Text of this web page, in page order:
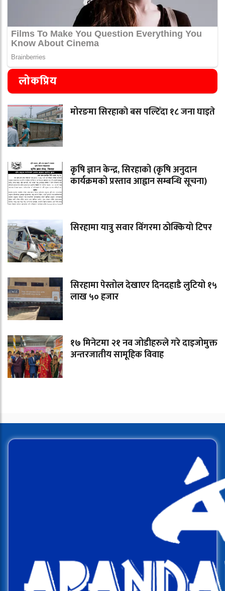
लोकप्रिय
मोरङमा सिरहाकाे बस पल्टिँदा १८ जना घाइते
कृषि ज्ञान केन्द्र, सिरहाको (कृषि अनुदान
कार्यक्रमको प्रस्ताव आह्वान सम्बन्धि सूचना)
सिरहामा यात्रु सवार विंगरमा ठोक्कियो टिपर
सिरहामा पेस्तोल देखाएर दिनदहाडै लुटियो १५
लाख ५० हजार
१७ मिनेटमा २१ नव जोडीहरुले गरे दाइजोमुक्त
अन्तरजातीय सामूहिक विवाह